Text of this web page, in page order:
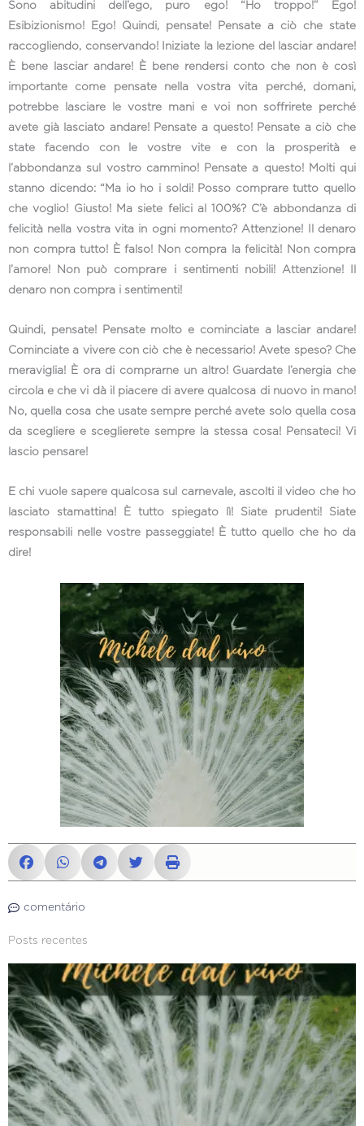
Sono abitudini dell’ego, puro ego! “Ho troppo!” Ego!
Esibizionismo! Ego! Quindi, pensate! Pensate a ciò che state
raccogliendo, conservando! Iniziate la lezione del lasciar andare!
È bene lasciar andare! È bene rendersi conto che non è così
importante come pensate nella vostra vita perché, domani,
potrebbe lasciare le vostre mani e voi non soffrirete perché
avete già lasciato andare! Pensate a questo! Pensate a ciò che
state facendo con le vostre vite e con la prosperità e
l’abbondanza sul vostro cammino! Pensate a questo! Molti qui
stanno dicendo: “Ma io ho i soldi! Posso comprare tutto quello
che voglio! Giusto! Ma siete felici al 100%? C’è abbondanza di
felicità nella vostra vita in ogni momento? Attenzione! Il denaro
non compra tutto! È falso! Non compra la felicità! Non compra
l’amore! Non può comprare i sentimenti nobili! Attenzione! Il
denaro non compra i sentimenti!
Quindi, pensate! Pensate molto e cominciate a lasciar andare!
Cominciate a vivere con ciò che è necessario! Avete speso? Che
meraviglia! È ora di comprarne un altro! Guardate l’energia che
circola e che vi dà il piacere di avere qualcosa di nuovo in mano!
No, quella cosa che usate sempre perché avete solo quella cosa
da scegliere e sceglierete sempre la stessa cosa! Pensateci! Vi
lascio pensare!
E chi vuole sapere qualcosa sul carnevale, ascolti il video che ho
lasciato stamattina! È tutto spiegato lì! Siate prudenti! Siate
responsabili nelle vostre passeggiate! È tutto quello che ho da
dire!
comentário
Posts recentes